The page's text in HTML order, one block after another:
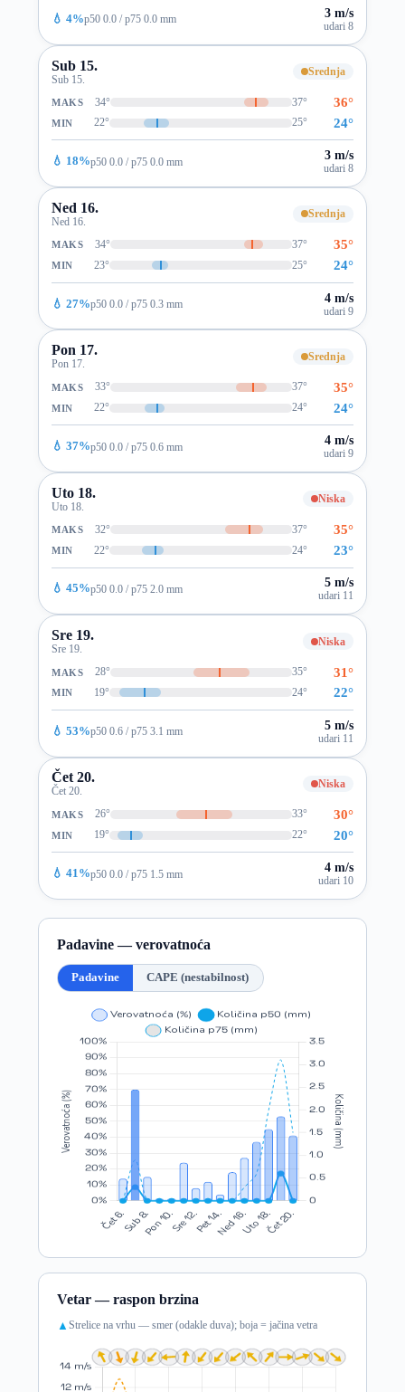
💧 4%p50 0.0 / p75 0.0 mm 3 m/s
udari 8
Sub 15.
Sub 15.
Srednja
MAKS 34° 37° 36°
MIN 22° 25° 24°
💧 18%p50 0.0 / p75 0.0 mm 3 m/s
udari 8
Ned 16.
Ned 16.
Srednja
MAKS 34° 37° 35°
MIN 23° 25° 24°
💧 27%p50 0.0 / p75 0.3 mm 4 m/s
udari 9
Pon 17.
Pon 17.
Srednja
MAKS 33° 37° 35°
MIN 22° 24° 24°
💧 37%p50 0.0 / p75 0.6 mm 4 m/s
udari 9
Uto 18.
Uto 18.
Niska
MAKS 32° 37° 35°
MIN 22° 24° 23°
💧 45%p50 0.0 / p75 2.0 mm 5 m/s
udari 11
Sre 19.
Sre 19.
Niska
MAKS 28° 35° 31°
MIN 19° 24° 22°
💧 53%p50 0.6 / p75 3.1 mm 5 m/s
udari 11
Čet 20.
Čet 20.
Niska
MAKS 26° 33° 30°
MIN 19° 22° 20°
💧 41%p50 0.0 / p75 1.5 mm 4 m/s
udari 10
Padavine — verovatnoća
Padavine CAPE (nestabilnost)
Vetar — raspon brzina
▲ Strelice na vrhu — smer (odakle duva); boja = jačina vetra